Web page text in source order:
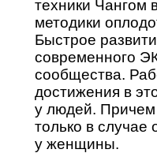
техники Чангом
методики
Быстрое
современного
сообщества.
достижения в
у людей. Причем
только в случае
у женщины.